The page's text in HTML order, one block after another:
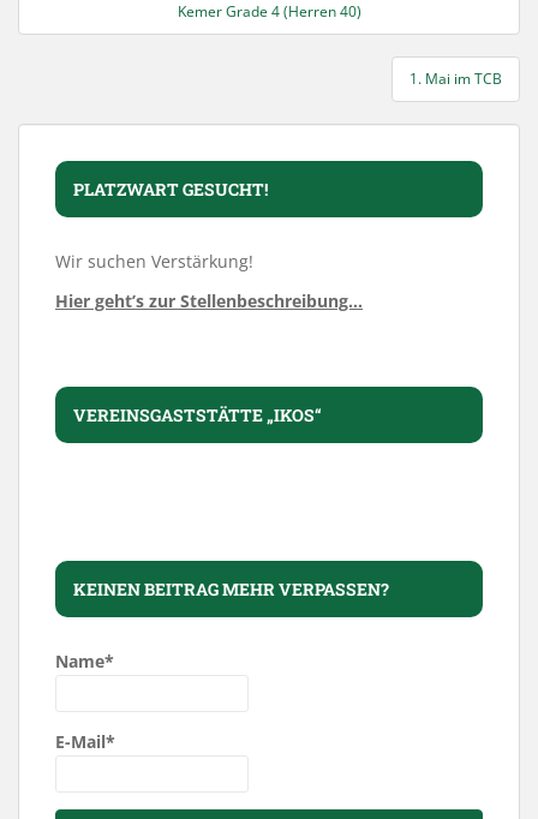
Kemer Grade 4 (Herren 40)
1. Mai im TCB
PLATZWART GESUCHT!
Wir suchen Verstärkung!
Hier geht’s zur Stellenbeschreibung…
VEREINSGASTSTÄTTE „IKOS“
KEINEN BEITRAG MEHR VERPASSEN?
Name*
E-Mail*